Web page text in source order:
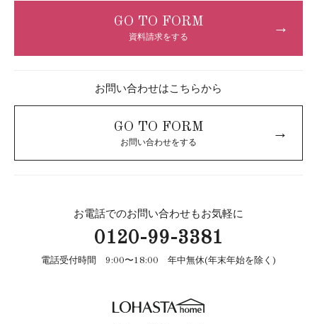
GO TO FORM
資料請求をする
→
お問い合わせはこちらから
GO TO FORM
お問い合わせをする
→
お電話でのお問い合わせもお気軽に
0120-99-3381
電話受付時間 9:00〜18:00 年中無休(年末年始を除く)